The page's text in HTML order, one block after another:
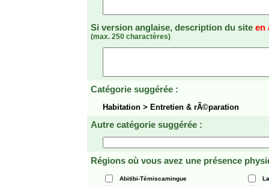
Si version anglaise, description du site en
(max. 250 charactères)
Catégorie suggérée :
Habitation > Entretien & rÃ©paration
Autre catégorie suggérée :
Régions où vous avez une présence
Abitibi-Témiscamingue